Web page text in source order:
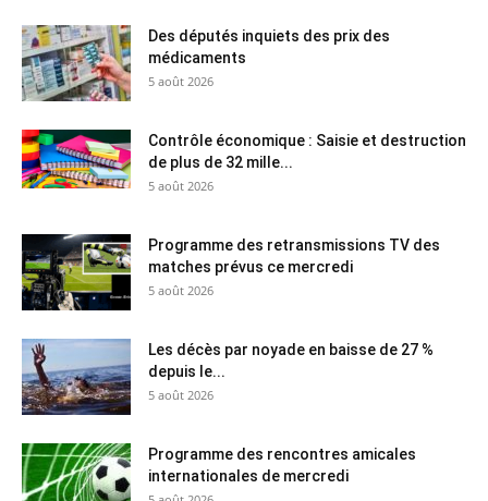
Des députés inquiets des prix des
médicaments
5 août 2026
Contrôle économique : Saisie et destruction
de plus de 32 mille...
5 août 2026
Programme des retransmissions TV des
matches prévus ce mercredi
5 août 2026
Les décès par noyade en baisse de 27 %
depuis le...
5 août 2026
Programme des rencontres amicales
internationales de mercredi